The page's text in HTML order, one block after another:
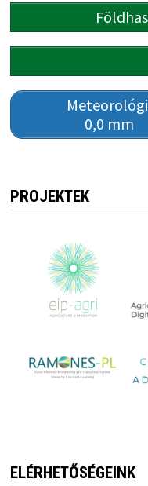
0,0 mm
PROJEKTEK
ELÉRHETŐSÉGEINK